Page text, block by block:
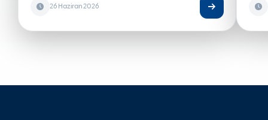
26 Haziran 2026